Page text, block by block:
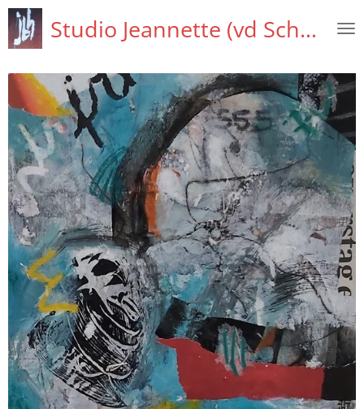
Ga
direct
de
hoofdinhoud
Studio Jeannette (vd Schaaf)